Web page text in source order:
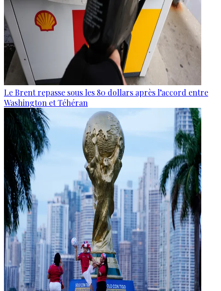
Le Brent repasse sous les 80 dollars après l’accord entre
Washington et Téhéran